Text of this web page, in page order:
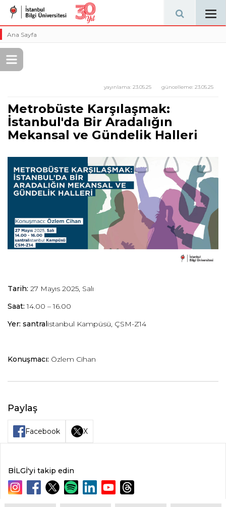
Ana Sayfa
güncelleme: 23.05.25
yayınlama: 23.05.25
Metrobüste Karşılaşmak:
İstanbul'da Bir Aradalığın
Mekansal ve Gündelik Halleri
Tarih: 27 Mayıs 2025, Salı
Saat: 14.00 – 16.00
Yer: santralistanbul Kampüsü, ÇSM-Z14
Konuşmacı: Özlem Cihan
Paylaş
Facebook X
BİLGİ'yi takip edin